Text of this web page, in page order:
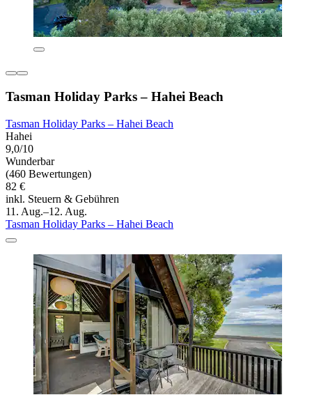
Tasman Holiday Parks – Hahei Beach
Tasman Holiday Parks – Hahei Beach
Hahei
9,0/10
Wunderbar
(460 Bewertungen)
82 €
inkl. Steuern & Gebühren
11. Aug.–12. Aug.
Tasman Holiday Parks – Hahei Beach